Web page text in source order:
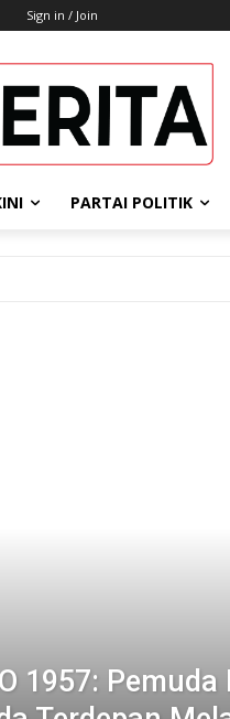
Sign in / Join
PARTAI POLITIK
1957: